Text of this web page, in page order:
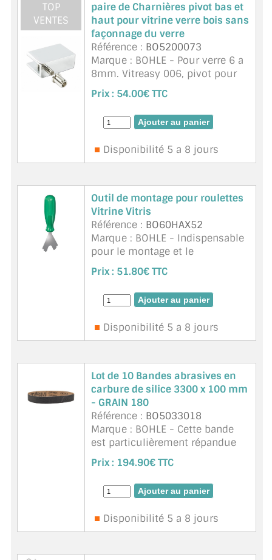
TOP
VENTES
paire de Charnières pivot bas et
haut pour vitrine verre bois sans
façonnage du verre
Référence : BO5200073
Marque : BOHLE - Pour verre 6 a
8mm. Vitreasy 006, pivot pour
meubles, verre-bois. Les
charnières pour meubles
Vitreasy permettent de fixer des
portes en verre sur des vitrines,
Prix : 54.00€ TTC
Disponibilité 5 a 8 jours
Outil de montage pour roulettes
Vitrine Vitris
Référence : BO60HAX52
Marque : BOHLE - Indispensable
pour le montage et le
démontage des roulettes BO
60HAX34 Unité de vente : 1
pià¨ce
Prix : 51.80€ TTC
Disponibilité 5 a 8 jours
Lot de 10 Bandes abrasives en
carbure de silice 3300 x 100 mm
- GRAIN 180
Référence : BO5033018
Marque : BOHLE - Cette bande
est particulièrement répandue
dans le façonnage du verre.
Bande synthétique très dure et
de très bonne qualité de
ponçage. La ba ...suite
Prix : 194.90€ TTC
Disponibilité 5 a 8 jours